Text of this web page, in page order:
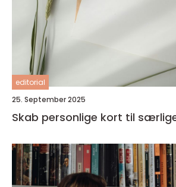
editorial
25. September 2025
Skab personlige kort til